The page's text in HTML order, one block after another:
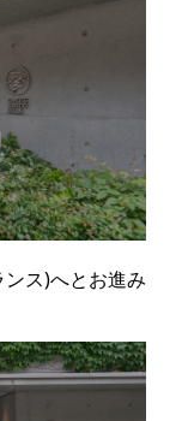
ス)へとお進み